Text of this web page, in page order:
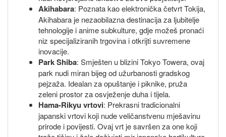
Akihabara: Poznata kao elektronička četvrt Tokija,
Akihabara je nezaobilazna destinacija za ljubitelje
tehnologije i anime subkulture, gdje možeš pronaći
niz specijaliziranih trgovina i otkrijti suvremene
inovacije.
Park Shiba: Smješten u blizini Tokyo Towera, ovaj
park nudi miran bijeg od užurbanosti gradskog
pejzaža. Idealan za opuštanje i piknike, pruža
zeleni prostor za osvježenje duha i tijela.
Hama-Rikyu vrtovi: Prekrasni tradicionalni
japanski vrtovi koji nude veličanstvenu mješavinu
prirode i povijesti. Ovaj vrt je savršen za one koji